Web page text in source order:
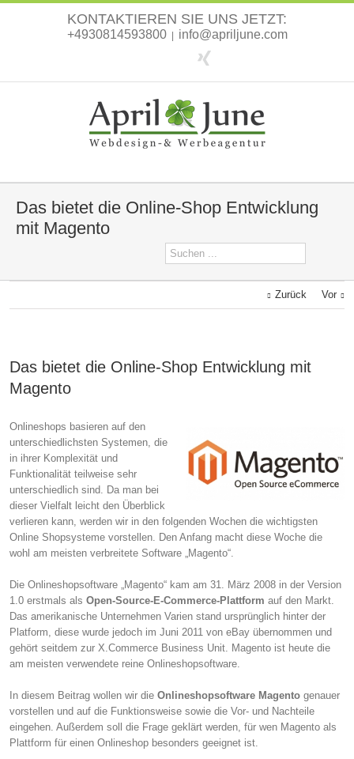
KONTAKTIEREN SIE UNS JETZT:
+4930814593800 info@apriljune.com
Das bietet die Online-Shop Entwicklung
mit Magento
Zurück Vor
Das bietet die Online-Shop Entwicklung mit
Magento
Onlineshops basieren auf den
unterschiedlichsten Systemen, die
in ihrer Komplexität und
Funktionalität teilweise sehr
unterschiedlich sind. Da man bei
dieser Vielfalt leicht den Überblick
verlieren kann, werden wir in den folgenden Wochen die wichtigsten
Online Shopsysteme vorstellen. Den Anfang macht diese Woche die
wohl am meisten verbreitete Software „Magento“.
Die Onlineshopsoftware „Magento“ kam am 31. März 2008 in der Version
1.0 erstmals als Open-Source-E-Commerce-Plattform auf den Markt.
Das amerikanische Unternehmen Varien stand ursprünglich hinter der
Platform, diese wurde jedoch im Juni 2011 von eBay übernommen und
gehört seitdem zur X.Commerce Business Unit. Magento ist heute die
am meisten verwendete reine Onlineshopsoftware.
In diesem Beitrag wollen wir die Onlineshopsoftware Magento genauer
vorstellen und auf die Funktionsweise sowie die Vor- und Nachteile
eingehen. Außerdem soll die Frage geklärt werden, für wen Magento als
Plattform für einen Onlineshop besonders geeignet ist.